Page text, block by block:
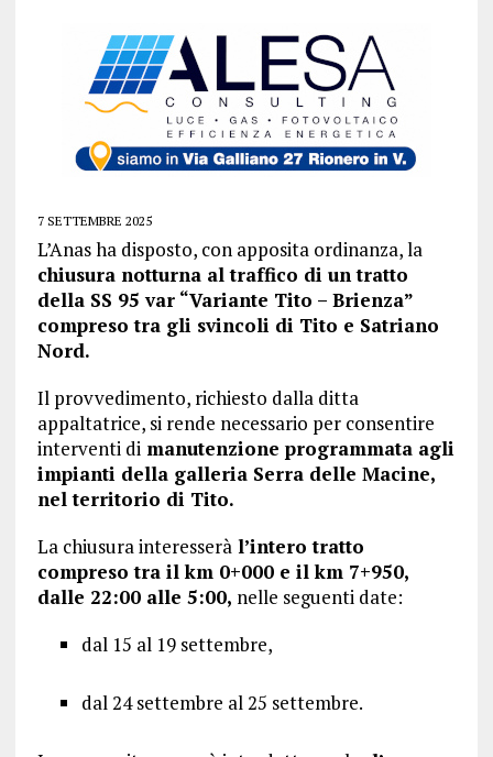
7 SETTEMBRE 2025
L’Anas ha disposto, con apposita ordinanza, la
chiusura notturna al traffico di un tratto
della SS 95 var “Variante Tito – Brienza”
compreso tra gli svincoli di Tito e Satriano
Nord.
Il provvedimento, richiesto dalla ditta
appaltatrice, si rende necessario per consentire
interventi dimanutenzione programmata agli
impianti della galleria Serra delle Macine,
nel territorio di Tito.
La chiusura interesseràl’intero tratto
compreso tra il km 0+000 e il km 7+950,
dalle 22:00 alle 5:00, nelle seguenti date:
dal 15 al 19 settembre,
dal 24 settembre al 25 settembre.